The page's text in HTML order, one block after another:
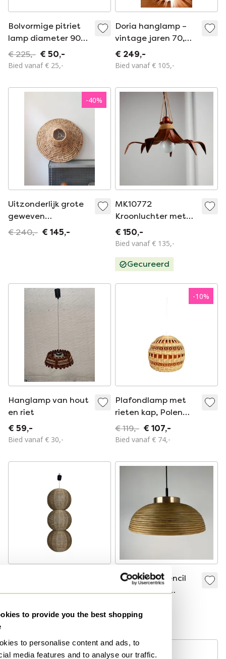
to provide you the best shopping
to personalise content and ads, to
media features and to analyse our traffic.
Bolvormige pitriet
lamp diameter 90
cm.
€ 225,- € 50,-
Bied vanaf € 25,-
Doria hanglamp –
vintage jaren 70,
messing en teak,
geweven look – zeer
€ 249,-
Bied vanaf € 105,-
-40%
Uitzonderlijk grote
geweven
lampenkap Boho
€ 240,- € 145,-
MK10772
Kroonluchter met
kokosbladeren
€ 150,-
Bied vanaf € 135,-
Gecureerd
Hanglamp van hout
en riet
€ 59,-
Bied vanaf € 30,-
-10%
Plafondlamp met
rieten kap, Polen
1960
€ 119,- € 107,-
Bied vanaf € 74,-
age design 60s
Bied vanaf € 559,-
Hanglamp ‘Pencil
‘70